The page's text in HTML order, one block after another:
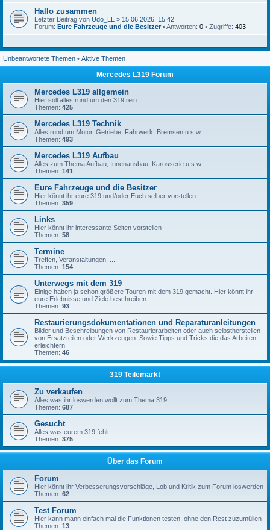
Hallo zusammen
Letzter Beitrag von Udo_LL » 15.06.2026, 15:42
Forum: Eure Fahrzeuge und die Besitzer • Antworten: 0 • Zugriffe: 403
Unbeantwortete Themen • Aktive Themen
Mercedes L319 Forum
Mercedes L319 allgemein
Hier soll alles rund um den 319 rein
Themen: 425
Mercedes L319 Technik
Alles rund um Motor, Getriebe, Fahrwerk, Bremsen u.s.w
Themen: 493
Mercedes L319 Aufbau
Alles zum Thema Aufbau, Innenausbau, Karosserie u.s.w.
Themen: 141
Eure Fahrzeuge und die Besitzer
Hier könnt ihr eure 319 und/oder Euch selber vorstellen
Themen: 359
Links
Hier könnt ihr interessante Seiten vorstellen
Themen: 58
Termine
Treffen, Veranstaltungen, ....
Themen: 154
Unterwegs mit dem 319
Einige haben ja schon größere Touren mit dem 319 gemacht. Hier könnt ihr
eure Erlebnisse und Ziele beschreiben.
Themen: 93
Restaurierungsdokumentationen und Reparaturanleitungen
Bilder und Beschreibungen von Restaurierarbeiten oder auch selbstherstellen
von Ersatzteilen oder Werkzeugen. Sowie Tipps und Tricks die das Arbeiten
erleichtern
Themen: 46
319 Teilemarkt
Zu verkaufen
Alles was ihr loswerden wollt zum Thema 319
Themen: 687
Gesucht
Alles was eurem 319 fehlt
Themen: 375
Über das Forum
Forum
Hier könnt ihr Verbesserungsvorschläge, Lob und Kritik zum Forum loswerden
Themen: 62
Test Forum
Hier kann mann einfach mal die Funktionen testen, ohne den Rest zuzumüllen
Themen: 13